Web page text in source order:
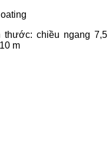
thước: chiều ngang 7,5
m